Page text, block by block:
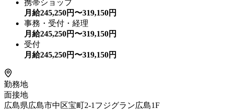
携帯ショップ
月給245,250円〜319,150円
事務・受付・経理
月給245,250円〜319,150円
受付
月給245,250円〜319,150円
勤務地
面接地
広島県広島市中区宝町2-1フジグラン広島1F